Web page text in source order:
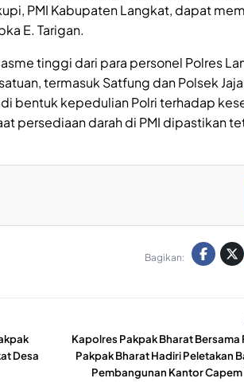
PMI Kabupaten Langkat, dapat
E. Tarigan.
tinggi dari para personel Polres
termasuk Satfung dan Polsek
bentuk kepedulian Polri terhadap
persediaan darah di PMI dipastikan
Bagikan:
Desa
Kapolres Pakpak Bharat
Pakpak Bharat Hadiri Peletakan
Pembangunan Kantor Capem